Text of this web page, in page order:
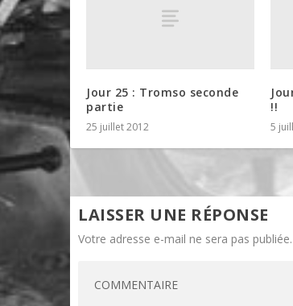
Jour 25 : Tromso seconde
partie
25 juillet 2012
!!
5
LAISSER UNE RÉPONSE
Votre adresse e-mail ne sera pas publiée.